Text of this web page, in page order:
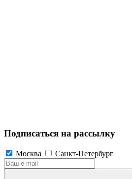
Подписаться на рассылку
Москва Санкт-Петербург